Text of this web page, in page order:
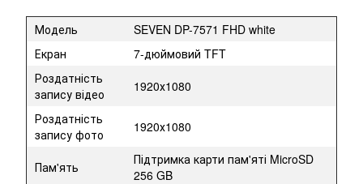
Модель
SEVEN DP-7571 FHD white
Екран
7-дюймовий TFT
Роздатність
запису відео
1920х1080
Роздатність
запису фото
1920х1080
Пам'ять
Підтримка карти пам'яті MicroSD
256 GB